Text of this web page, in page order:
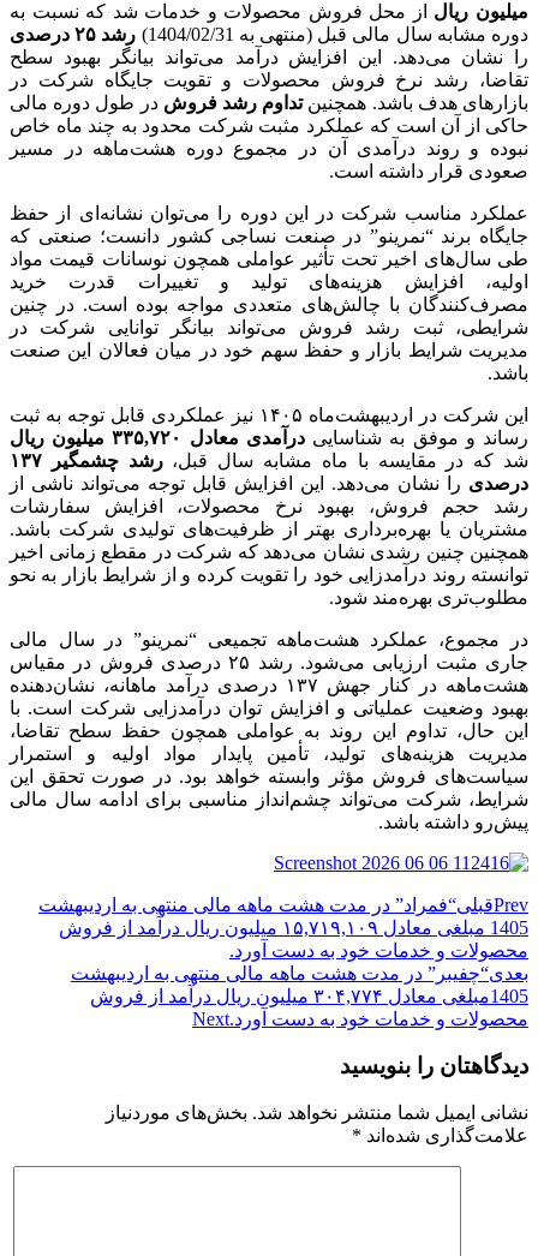
میلیون ریال از محل فروش محصولات و خدمات شد که نسبت به
دوره مشابه سال مالی قبل (منتهی به 1404/02/31)
رشد ۲۵ درصدی
را نشان می‌دهد. این افزایش درآمد می‌تواند بیانگر بهبود سطح
تقاضا، رشد نرخ فروش محصولات و تقویت جایگاه شرکت در
بازارهای هدف باشد. همچنینتداوم رشد فروش در طول دوره مالی
حاکی از آن است که عملکرد مثبت شرکت محدود به چند ماه خاص
نبوده و روند درآمدی آن در مجموع دوره هشت‌ماهه در مسیر
صعودی قرار داشته است.
عملکرد مناسب شرکت در این دوره را می‌توان نشانه‌ای از حفظ
جایگاه برند “نمرینو” در صنعت نساجی کشور دانست؛ صنعتی که
طی سال‌های اخیر تحت تأثیر عواملی همچون نوسانات قیمت مواد
اولیه، افزایش هزینه‌های تولید و تغییرات قدرت خرید
مصرف‌کنندگان با چالش‌های متعددی مواجه بوده است. در چنین
شرایطی، ثبت رشد فروش می‌تواند بیانگر توانایی شرکت در
مدیریت شرایط بازار و حفظ سهم خود در میان فعالان این صنعت
باشد.
این شرکت در اردیبهشت‌ماه ۱۴۰۵ نیز عملکردی قابل توجه به ثبت
رساند و موفق به شناساییدرآمدی معادل ۳۳۵,۷۲۰ میلیون ریال
شد که در مقایسه با ماه مشابه سال قبل،
رشد چشمگیر ۱۳۷
درصدی را نشان می‌دهد. این افزایش قابل توجه می‌تواند ناشی از
رشد حجم فروش، بهبود نرخ محصولات، افزایش سفارشات
مشتریان یا بهره‌برداری بهتر از ظرفیت‌های تولیدی شرکت باشد.
همچنین چنین رشدی نشان می‌دهد که شرکت در مقطع زمانی اخیر
توانسته روند درآمدزایی خود را تقویت کرده و از شرایط بازار به نحو
مطلوب‌تری بهره‌مند شود.
در مجموع، عملکرد هشت‌ماهه تجمیعی “نمرینو” در سال مالی
جاری مثبت ارزیابی می‌شود. رشد ۲۵ درصدی فروش در مقیاس
هشت‌ماهه در کنار جهش ۱۳۷ درصدی درآمد ماهانه، نشان‌دهنده
بهبود وضعیت عملیاتی و افزایش توان درآمدزایی شرکت است. با
این حال، تداوم این روند به عواملی همچون حفظ سطح تقاضا،
مدیریت هزینه‌های تولید، تأمین پایدار مواد اولیه و استمرار
سیاست‌های فروش مؤثر وابسته خواهد بود. در صورت تحقق این
شرایط، شرکت می‌تواند چشم‌انداز مناسبی برای ادامه سال مالی
پیش‌رو داشته باشد.
Prevقبلی“فمراد” در مدت هشت ماهه مالی منتهی به اردیبهشت
1405 مبلغی معادل ۱۵,۷۱۹,۱۰۹ میلیون ریال درآمد از فروش
محصولات و خدمات خود به دست آورد.
بعدی“چفیبر” در مدت هشت ماهه مالی منتهی به اردیبهشت
1405مبلغی معادل ۳۰۴,۷۷۴ میلیون ریال درآمد از فروش
محصولات و خدمات خود به دست آورد.Next
دیدگاهتان را بنویسید
نشانی ایمیل شما منتشر نخواهد شد. بخش‌های موردنیاز
علامت‌گذاری شده‌اند *